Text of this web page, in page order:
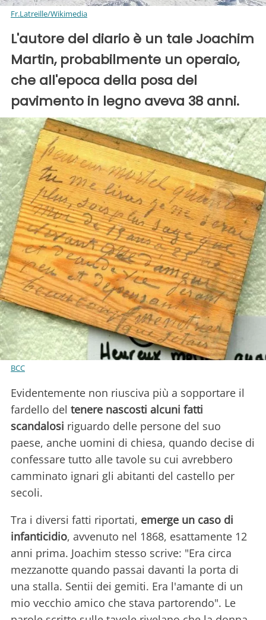
Fr.Latreille/Wikimedia
L'autore del diario è un tale Joachim
Martin, probabilmente un operaio,
che all'epoca della posa del
pavimento in legno aveva 38 anni.
BCC
Evidentemente non riusciva più a sopportare il
fardello del tenere nascosti alcuni fatti
scandalosi riguardo delle persone del suo
paese, anche uomini di chiesa, quando decise di
confessare tutto alle tavole su cui avrebbero
camminato ignari gli abitanti del castello per
secoli.
Tra i diversi fatti riportati, emerge un caso di
infanticidio, avvenuto nel 1868, esattamente 12
anni prima. Joachim stesso scrive: "Era circa
mezzanotte quando passai davanti la porta di
una stalla. Sentii dei gemiti. Era l'amante di un
mio vecchio amico che stava partorendo". Le